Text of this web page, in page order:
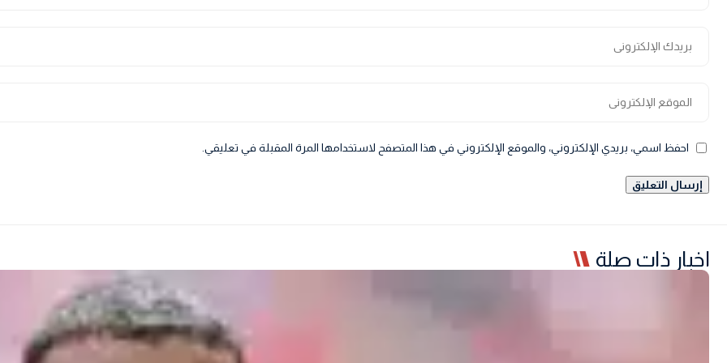
احفظ اسمي، بريدي الإلكتروني، والموقع الإلكتروني في هذا المتصفح لاستخدامها المرة المقبلة في تعليقي.
اخبار ذات صلة